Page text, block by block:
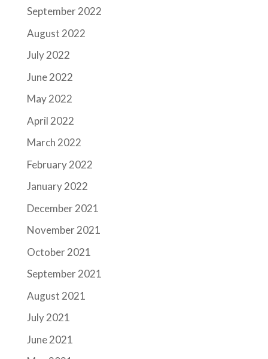
September 2022
August 2022
July 2022
June 2022
May 2022
April 2022
March 2022
February 2022
January 2022
December 2021
November 2021
October 2021
September 2021
August 2021
July 2021
June 2021